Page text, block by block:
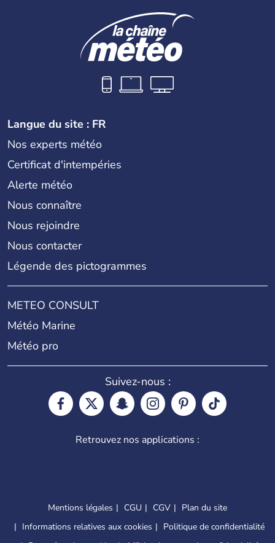
Langue du site : FR
Nos experts météo
Certificat d'intempéries
Alerte météo
Nous connaître
Nous rejoindre
Nous contacter
Légende des pictogrammes
METEO CONSULT
Météo Marine
Météo pro
Suivez-nous :
Retrouvez nos applications :
Mentions légales CGU CGV
Plan du site
Informations relatives aux cookies
Politique de confidentialité